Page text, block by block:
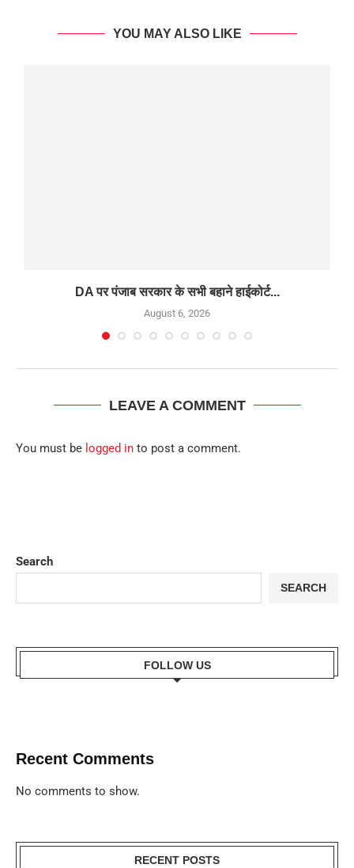
YOU MAY ALSO LIKE
DA पर पंजाब सरकार के सभी बहाने हाईकोर्ट...
August 6, 2026
LEAVE A COMMENT
You must be logged in to post a comment.
Search
SEARCH
FOLLOW US
Recent Comments
No comments to show.
RECENT POSTS